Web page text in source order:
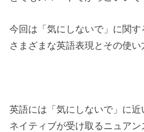
今回は「気にしないで」に関す
さまざまな英語表現とその使い
英語には「気にしないで」に近
ネイティブが受け取るニュアン